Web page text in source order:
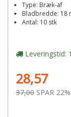
Type: Bræk-af
Bladbredde: 18
Antal: 10 stk
Leveringstid:
28,57
37,00 SPAR 22%